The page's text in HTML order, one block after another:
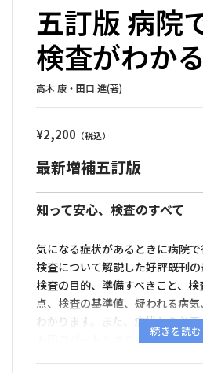
五訂版 病院
検査がわか
高木 康・田口 進(著)
¥2,200
最新増補五訂版
知って安心、検査のすべて
気になる症状があるときに病院
検査について解説した好評既刊
検査の目的、準備すべきこと、
点、検査の基準値、疑われる病
わかります。また、症状から必要
ト図のパートもあり、どのよう